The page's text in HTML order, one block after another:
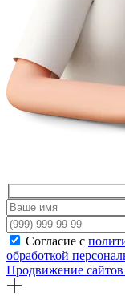
Согласие с
обработкой
Продвижение сайтов